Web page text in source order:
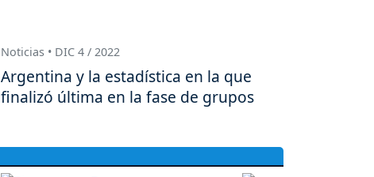
Noticias • DIC 4 / 2022
Argentina y la estadística en la que
finalizó última en la fase de grupos